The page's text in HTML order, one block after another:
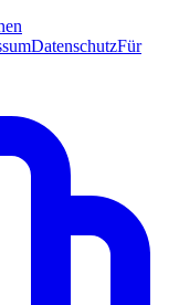
DatenschutzFür